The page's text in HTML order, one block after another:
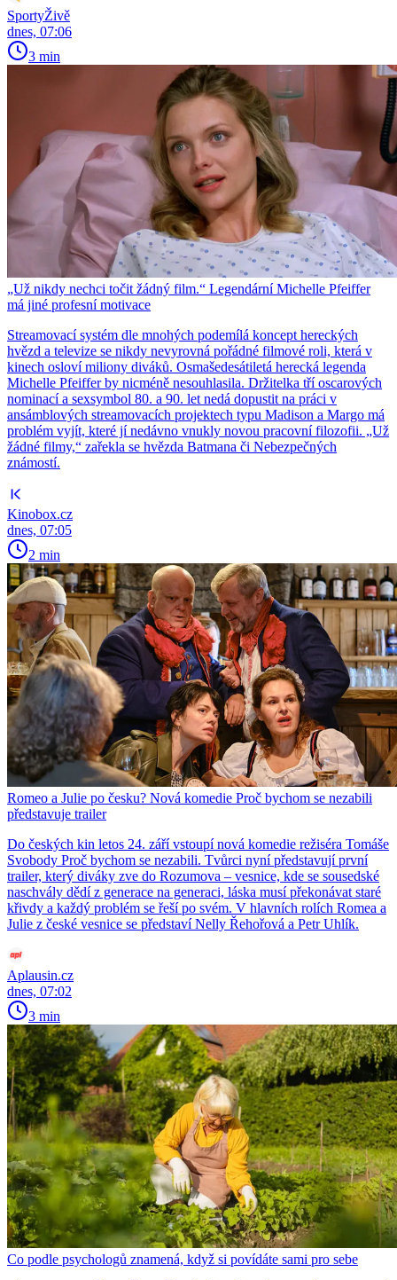
SportyŽivě
dnes, 07:06
3 min
„Už nikdy nechci točit žádný film.“ Legendární Michelle Pfeiffer
má jiné profesní motivace
Streamovací systém dle mnohých podemílá koncept hereckých
hvězd a televize se nikdy nevyrovná pořádné filmové roli, která v
kinech osloví miliony diváků. Osmašedesátiletá herecká legenda
Michelle Pfeiffer by nicméně nesouhlasila. Držitelka tří oscarových
nominací a sexsymbol 80. a 90. let nedá dopustit na práci v
ansámblových streamovacích projektech typu Madison a Margo má
problém vyjít, které jí nedávno vnukly novou pracovní filozofii. „Už
žádné filmy,“ zařekla se hvězda Batmana či Nebezpečných
známostí.
Kinobox.cz
dnes, 07:05
2 min
Romeo a Julie po česku? Nová komedie Proč bychom se nezabili
představuje trailer
Do českých kin letos 24. září vstoupí nová komedie režiséra Tomáše
Svobody Proč bychom se nezabili. Tvůrci nyní představují první
trailer, který diváky zve do Rozumova – vesnice, kde se sousedské
naschvály dědí z generace na generaci, láska musí překonávat staré
křivdy a každý problém se řeší po svém. V hlavních rolích Romea a
Julie z české vesnice se představí Nelly Řehořová a Petr Uhlík.
Aplausin.cz
dnes, 07:02
3 min
Co podle psychologů znamená, když si povídáte sami pro sebe